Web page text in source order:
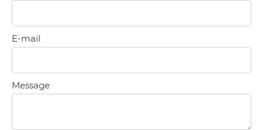
E-mail
Message